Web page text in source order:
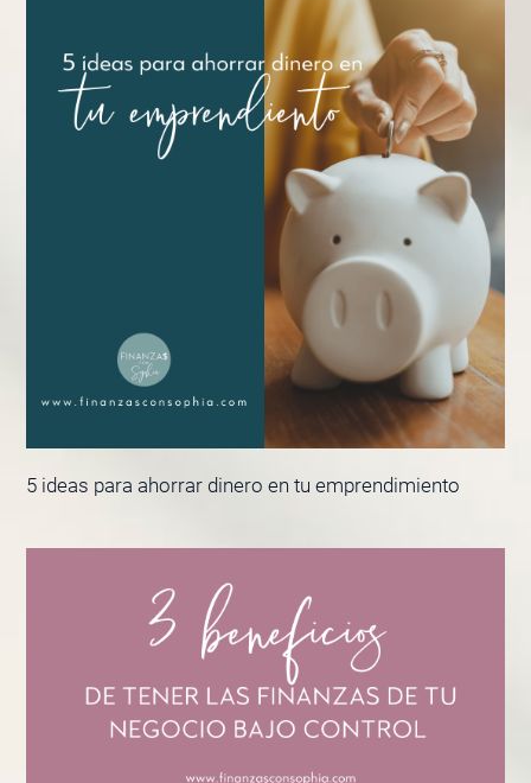
5 ideas para ahorrar dinero en tu emprendimiento